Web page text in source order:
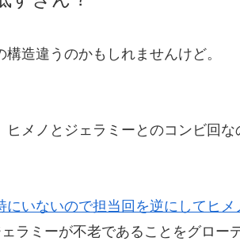
造違うのかもしれませんけど。
メノとジェラミーとのコンビ回な
いないので担当回を逆にしてヒメ
ラミーが不老であることをグロー